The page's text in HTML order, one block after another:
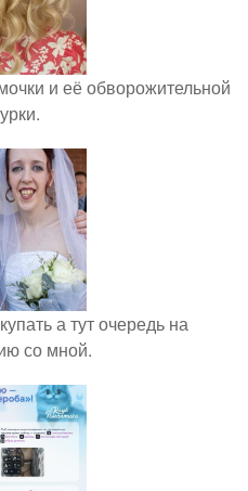
и её обворожительной
а тут очередь на
со мной.